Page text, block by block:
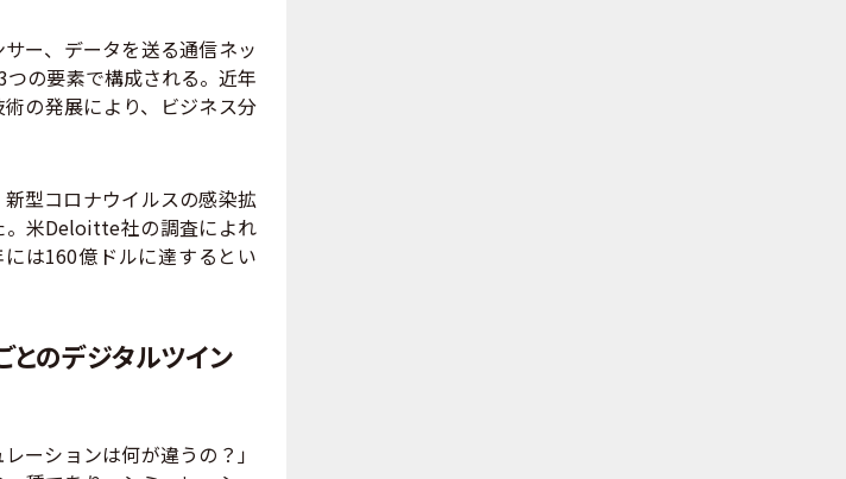
ー、データを送る通信ネッ
の要素で構成される。近年
の発展により、ビジネス分
型コロナウイルスの感染拡
。米Deloitte社の調査によれ
は160億ドルに達するとい
とのデジタルツイン
ーションは何が違うの？」